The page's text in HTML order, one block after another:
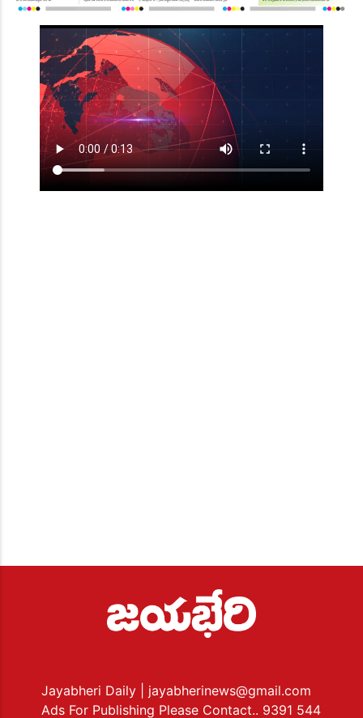
Jayabheri Daily
| jayabherinews@gmail.com
Ads For Publishing Please Contact.. 9391 544